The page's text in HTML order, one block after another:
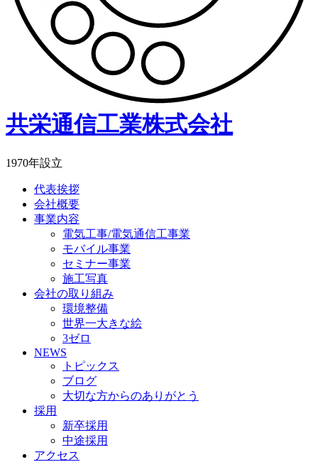
共栄通信工業株式会社
1970年設立
代表挨拶
会社概要
事業内容
電気工事/電気通信工事業
モバイル事業
セミナー事業
施工写真
会社の取り組み
環境整備
世界一大きな絵
3ゼロ
NEWS
トピックス
ブログ
大切な方からのありがとう
採用
新卒採用
中途採用
アクセス